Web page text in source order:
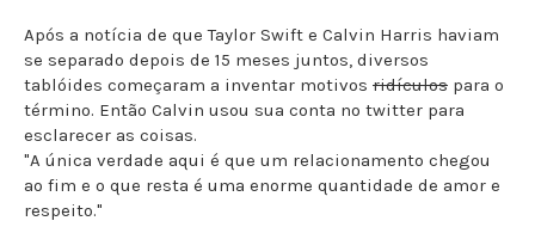
Após a notícia de que Taylor Swift e Calvin Harris haviam
se separado depois de 15 meses juntos, diversos
tablóides começaram a inventar motivos ridículos para o
término. Então Calvin usou sua conta no twitter para
esclarecer as coisas.
"A única verdade aqui é que um relacionamento chegou
ao fim e o que resta é uma enorme quantidade de amor e
respeito."